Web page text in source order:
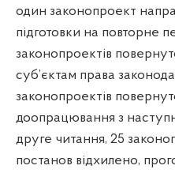
один законопроект
підготовки на повторне
законопроектів
суб’єктам права
законопроектів
доопрацювання з
друге читання, 25
постанов відхилено,